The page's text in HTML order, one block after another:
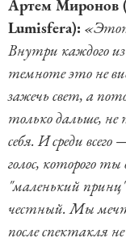
Артем Миронов
Lumisfera): «Этот
Внутри каждого
темноте это не
зажечь свет, а
только дальше, не
себя. И среди
голос, которого
"маленький
честный. Мы
после спектакля